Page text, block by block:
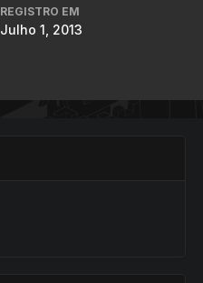
REGISTRO EM
Julho 1, 2013